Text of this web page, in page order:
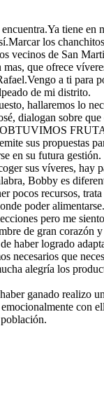
Bobby a pesar de no haber ganado
a su distrito, ya que comprendió y se
personas para entender sus
ellos, fue constante en lograr su
poco que pudo conseguir, lo manejo
credibilidad
Mamá, no gane las
pero me siento bien
mismo, por haber
con mi distrito que
crecer y seguiré
lo poco o mucho que
Ese es mi
de gran
todo
Estoy
tiene en
los
vecinos de San
que ofrece
a ti para
de mi distrito.
hallaremos lo
dialogan sobre
sus propuestas
en su futura gestión.
sus víveres, hay
Bobby es
pocos recursos,
poder alimentarse.
pero me
de gran corazón
haber logrado
necesarios que
alegría los
ganado realizo
con